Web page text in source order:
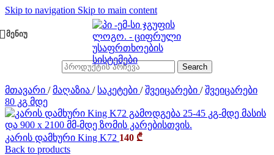
Skip to navigation Skip to main content
ᲛᲔᲜᲘᲣ
Search
მთავარი / მაღაზია / საკეტები / შვეიცარები / შვეიცარები
80 კგ მდე
კარის დამხური King K72 140 ₾
Back to products